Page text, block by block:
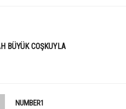
BÜYÜK COŞKUYLA
NUMBER1